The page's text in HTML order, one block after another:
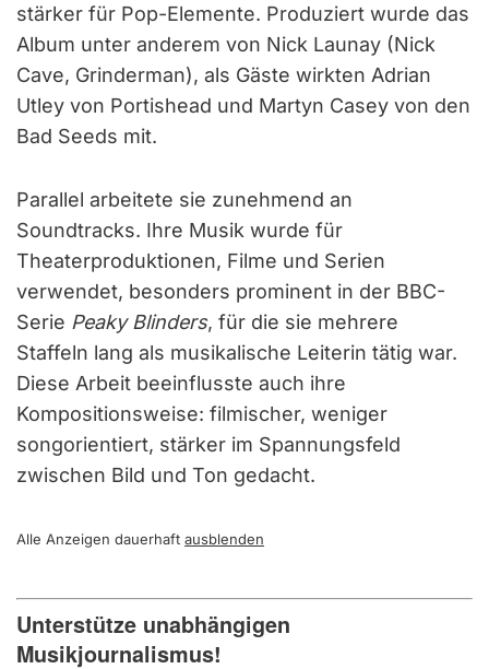
stärker für Pop-Elemente. Produziert wurde das
Album unter anderem von Nick Launay (Nick
Cave, Grinderman), als Gäste wirkten Adrian
Utley von Portishead und Martyn Casey von den
Bad Seeds mit.
Parallel arbeitete sie zunehmend an
Soundtracks. Ihre Musik wurde für
Theaterproduktionen, Filme und Serien
verwendet, besonders prominent in der BBC-
Serie Peaky Blinders, für die sie mehrere
Staffeln lang als musikalische Leiterin tätig war.
Diese Arbeit beeinflusste auch ihre
Kompositionsweise: filmischer, weniger
songorientiert, stärker im Spannungsfeld
zwischen Bild und Ton gedacht.
Alle Anzeigen dauerhaft ausblenden
Unterstütze unabhängigen
Musikjournalismus!